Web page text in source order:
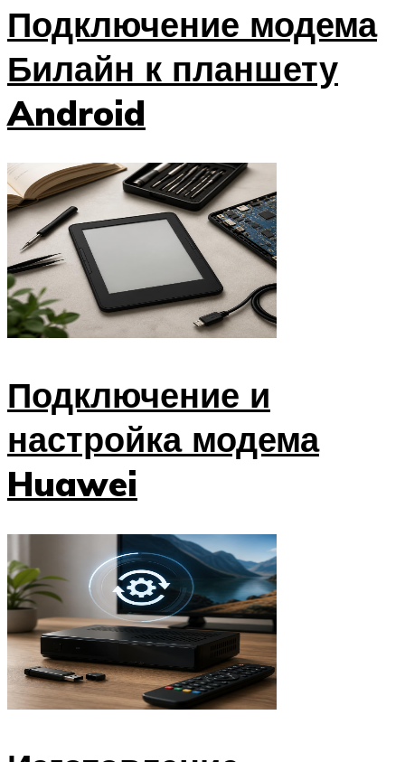
Подключение модема
Билайн к планшету
Android
Подключение и
настройка модема
Huawei